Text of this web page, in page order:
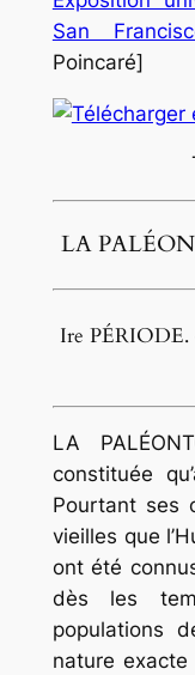
San
Poincaré]
LA
Ire
LA
constituée
Pourtant ses
vieilles que
ont été
dès les
populations
nature exacte